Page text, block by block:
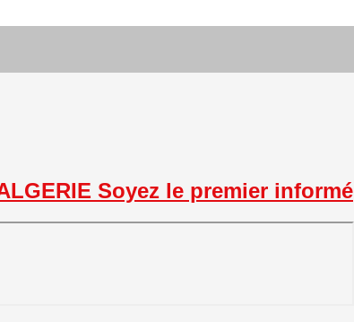
Soyez le premier informé